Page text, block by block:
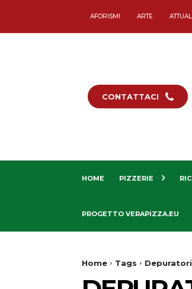
AFORISMI ARTE
CONTATTACI
HOME PIZZERIE
PROGETTO VERAPIZZA.EU
Home Tags